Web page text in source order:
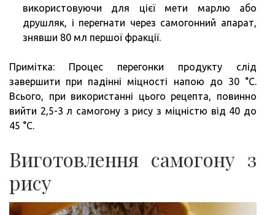
використовуючи для цієї мети марлю або
друшляк, і перегнати через самогонний апарат,
знявши 80 мл першої фракції.
Примітка: Процес перегонки продукту слід
завершити при падінні міцності напою до 30 °C.
Всього, при використанні цього рецепта, повинно
вийти 2,5-3 л самогону з рису з міцністю від 40 до
45 °C.
Виготовлення самогону з
рису